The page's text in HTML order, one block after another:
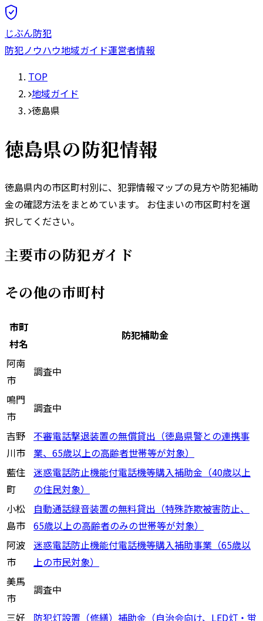
じぶん防犯
防犯ノウハウ地域ガイド運営者情報
TOP
地域ガイド
徳島県
徳島県の防犯情報
徳島県内の市区町村別に、犯罪情報マップの見方や防犯補助
金の確認方法をまとめています。 お住まいの市区町村を選
択してください。
主要市の防犯ガイド
その他の市町村
市町
村名
防犯補助金
阿南
市
調査中
鳴門
市
調査中
吉野
川市
不審電話撃退装置の無償貸出（徳島県警との連携事
業、65歳以上の高齢者世帯等が対象）
藍住
町
迷惑電話防止機能付電話機等購入補助金（40歳以上
の住民対象）
小松
島市
自動通話録音装置の無料貸出（特殊詐欺被害防止、
65歳以上の高齢者のみの世帯等が対象）
阿波
市
迷惑電話防止機能付電話機等購入補助事業（65歳以
上の市民対象）
美馬
市
調査中
三好
防犯灯設置（修繕）補助金（自治会向け、LED灯・蛍